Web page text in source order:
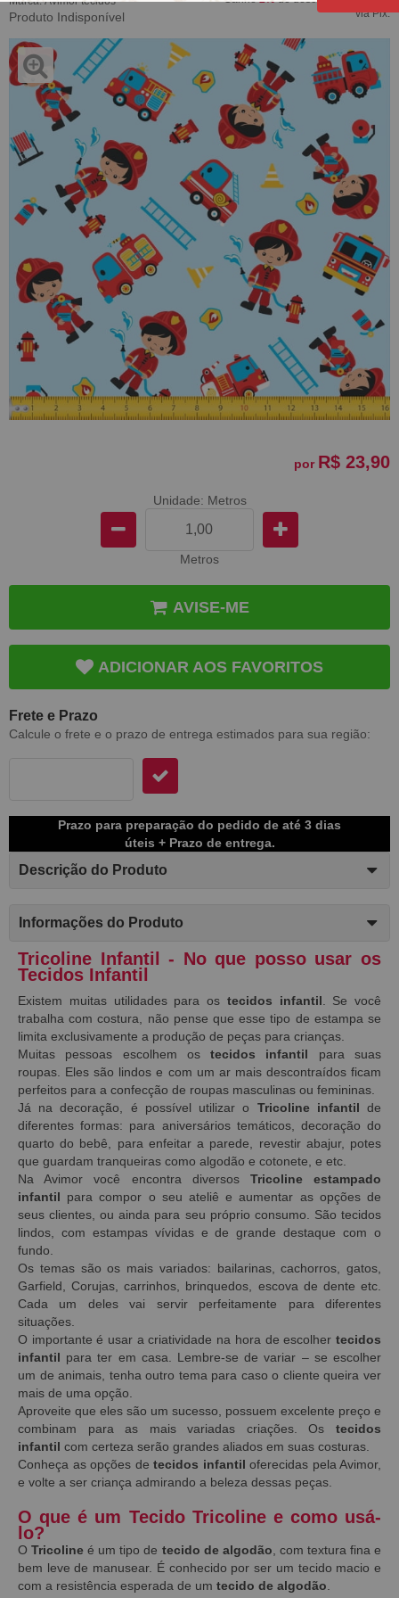
Produto Indisponível
via Pix.
por R$ 23,90
Unidade: Metros
Metros
AVISE-ME
ADICIONAR AOS FAVORITOS
Frete e Prazo
Calcule o frete e o prazo de entrega estimados para sua região:
Prazo para preparação do pedido de até 3 dias
úteis + Prazo de entrega.
Descrição do Produto
Informações do Produto
Tricoline Infantil - No que posso usar os
Tecidos Infantil
Existem muitas utilidades para os tecidos infantil . Se você
trabalha com costura, não pense que esse tipo de estampa se
limita exclusivamente a produção de peças para crianças.
Muitas pessoas escolhem ostecidos infantil para suas
roupas. Eles são lindos e com um ar mais descontraídos ficam
perfeitos para a confecção de roupas masculinas ou femininas.
Já na decoração, é possível utilizar o Tricoline infantil de
diferentes formas: para aniversários temáticos, decoração do
quarto do bebê, para enfeitar a parede, revestir abajur, potes
que guardam tranqueiras como algodão e cotonete, e etc.
Na Avimor você encontra diversos Tricoline estampado
infantil para compor o seu ateliê e aumentar as opções de
seus clientes, ou ainda para seu próprio consumo. São tecidos
lindos, com estampas vívidas e de grande destaque com o
fundo.
Os temas são os mais variados: bailarinas, cachorros, gatos,
Garfield, Corujas, carrinhos, brinquedos, escova de dente etc.
Cada um deles vai servir perfeitamente para diferentes
situações.
O importante é usar a criatividade na hora de escolher tecidos
infantil para ter em casa. Lembre-se de variar – se escolher
um de animais, tenha outro tema para caso o cliente queira ver
mais de uma opção.
Aproveite que eles são um sucesso, possuem excelente preço e
combinam para as mais variadas criações. Os tecidos
infantil com certeza serão grandes aliados em suas costuras.
Conheça as opções de tecidos infantil oferecidas pela Avimor,
e volte a ser criança admirando a beleza dessas peças.
O que é um Tecido Tricoline e como usá-
lo?
OTricolineé um tipo de tecido de algodão , com textura fina e
bem leve de manusear. É conhecido por ser um tecido macio e
com a resistência esperada de um tecido de algodão